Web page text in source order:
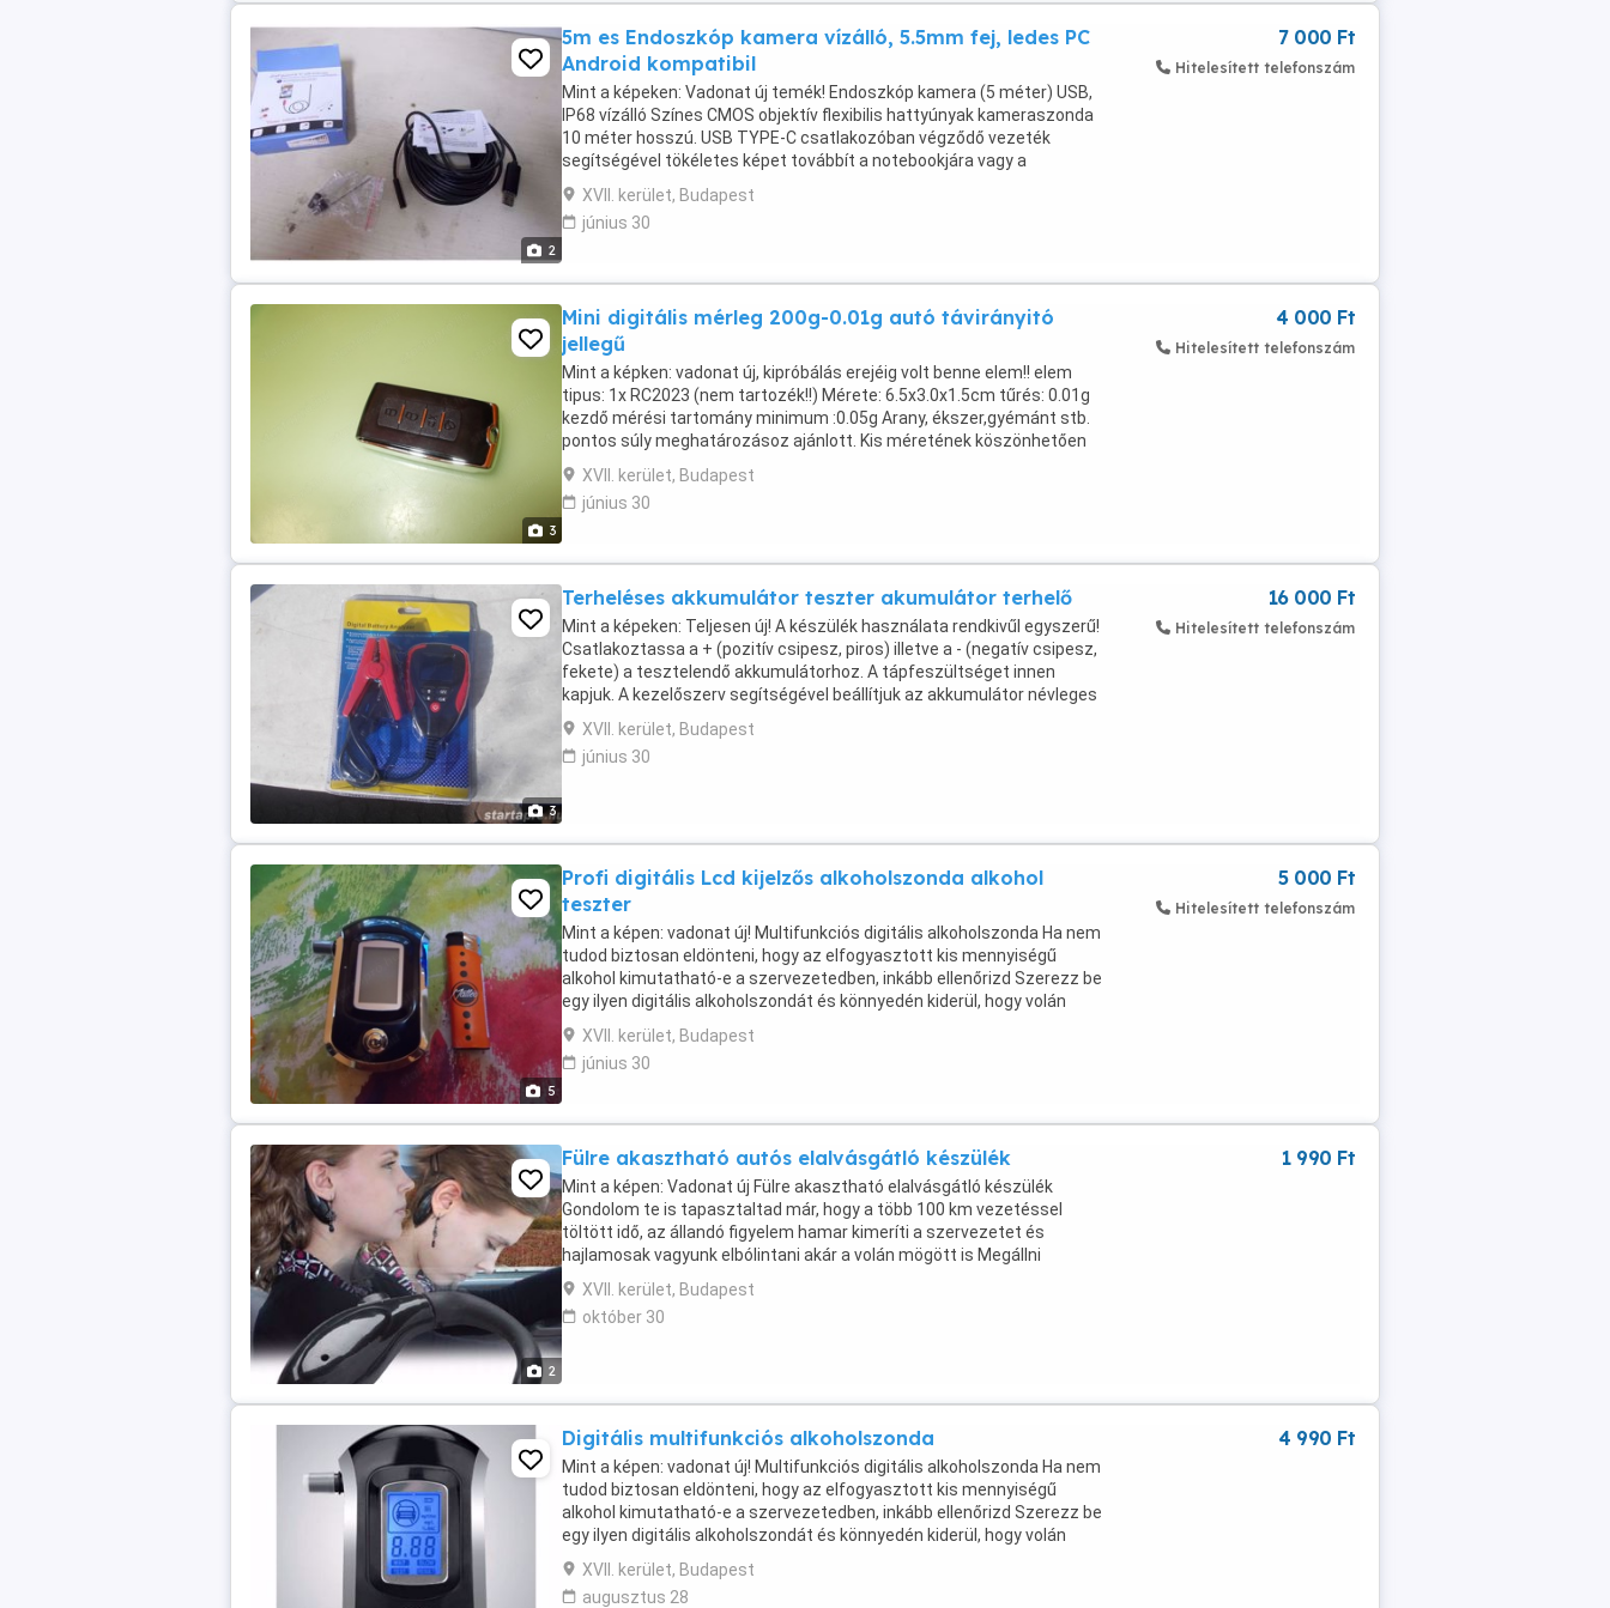
2
5m es Endoszkóp kamera vízálló, 5.5mm fej, ledes PC
Android kompatibil
Mint a képeken: Vadonat új temék! Endoszkóp kamera (5 méter) USB,
IP68 vízálló Színes CMOS objektív flexibilis hattyúnyak kameraszonda
10 méter hosszú. USB TYPE-C csatlakozóban végződő vezeték
segítségével tökéletes képet továbbít a notebookjára vagy a
számítógépére. A kamerafej és a szonda IP67 vízálló. ...
XVII. kerület, Budapest
június 30
7 000 Ft
Hitelesített telefonszám
3
Mini digitális mérleg 200g-0.01g autó távirányitó
jellegű
Mint a képken: vadonat új, kipróbálás erejéig volt benne elem!! elem
tipus: 1x RC2023 (nem tartozék!!) Mérete: 6.5x3.0x1.5cm tűrés: 0.01g
kezdő mérési tartomány minimum :0.05g Arany, ékszer,gyémánt stb.
pontos súly meghatározásoz ajánlott. Kis méretének köszönhetően
mindig zsebben lehet, kulcstartóként ...
XVII. kerület, Budapest
június 30
4 000 Ft
Hitelesített telefonszám
3
Terheléses akkumulátor teszter akumulátor terhelő
Mint a képeken: Teljesen új! A készülék használata rendkivűl egyszerű!
Csatlakoztassa a + (pozitív csipesz, piros) illetve a - (negatív csipesz,
fekete) a tesztelendő akkumulátorhoz. A tápfeszültséget innen
kapjuk. A kezelőszerv segítségével beállítjuk az akkumulátor névleges
Ah illetve indító A adatait, ...
XVII. kerület, Budapest
június 30
16 000 Ft
Hitelesített telefonszám
5
Profi digitális Lcd kijelzős alkoholszonda alkohol
teszter
Mint a képen: vadonat új! Multifunkciós digitális alkoholszonda Ha nem
tudod biztosan eldönteni, hogy az elfogyasztott kis mennyiségű
alkohol kimutatható-e a szervezetedben, inkább ellenőrizd Szerezz be
egy ilyen digitális alkoholszondát és könnyedén kiderül, hogy volán
mögé ülhetsz-e Az ittas vezetés ...
XVII. kerület, Budapest
június 30
5 000 Ft
Hitelesített telefonszám
2
Fülre akasztható autós elalvásgátló készülék
Mint a képen: Vadonat új Fülre akasztható elalvásgátló készülék
Gondolom te is tapasztaltad már, hogy a több 100 km vezetéssel
töltött idő, az állandó figyelem hamar kimeríti a szervezetet és
hajlamosak vagyunk elbólintani akár a volán mögött is Megállni
természetesen nem akarsz, hogy hamar hazaérjen ...
XVII. kerület, Budapest
október 30
1 990 Ft
Digitális multifunkciós alkoholszonda
Mint a képen: vadonat új! Multifunkciós digitális alkoholszonda Ha nem
tudod biztosan eldönteni, hogy az elfogyasztott kis mennyiségű
alkohol kimutatható-e a szervezetedben, inkább ellenőrizd Szerezz be
egy ilyen digitális alkoholszondát és könnyedén kiderül, hogy volán
mögé ülhetsz-e Az ittas vezetés ...
XVII. kerület, Budapest
augusztus 28
4 990 Ft